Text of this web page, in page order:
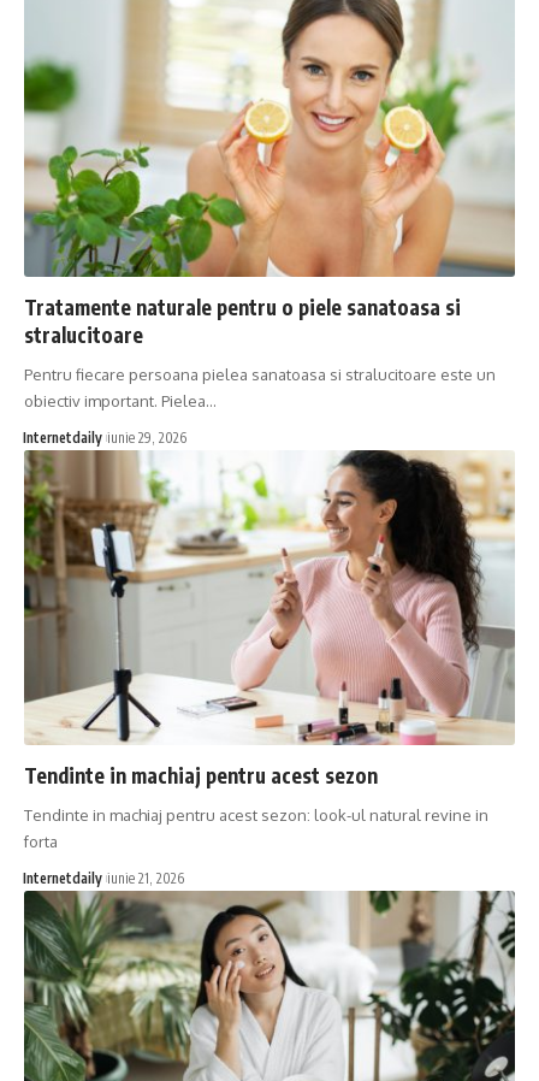
Tratamente naturale pentru o piele sanatoasa si
stralucitoare
Pentru fiecare persoana pielea sanatoasa si stralucitoare este un
obiectiv important. Pielea…
Internetdaily iunie 29, 2026
Tendinte in machiaj pentru acest sezon
Tendinte in machiaj pentru acest sezon: look-ul natural revine in
forta
Internetdaily iunie 21, 2026